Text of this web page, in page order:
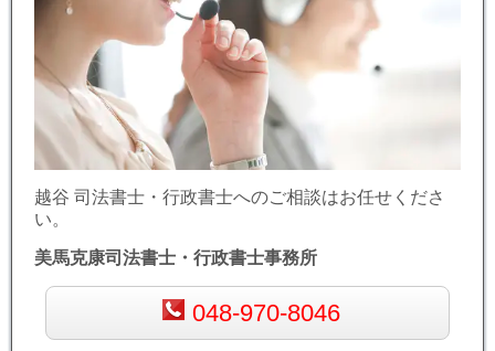
越谷 司法書士・行政書士へのご相談はお任せくださ
い。
美馬克康司法書士・行政書士事務所
048-970-8046